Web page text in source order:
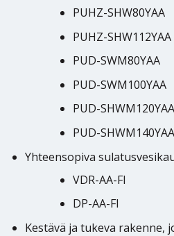
PUHZ-SHW80YAA
PUHZ-SHW112YAA
PUD-SWM80YAA
PUD-SWM100YAA
PUD-SHWM120YAA
PUD-SHWM140YAA
Yhteensopiva
VDR-AA-FI
DP-AA-FI
Kestävä ja tukeva rakenne,